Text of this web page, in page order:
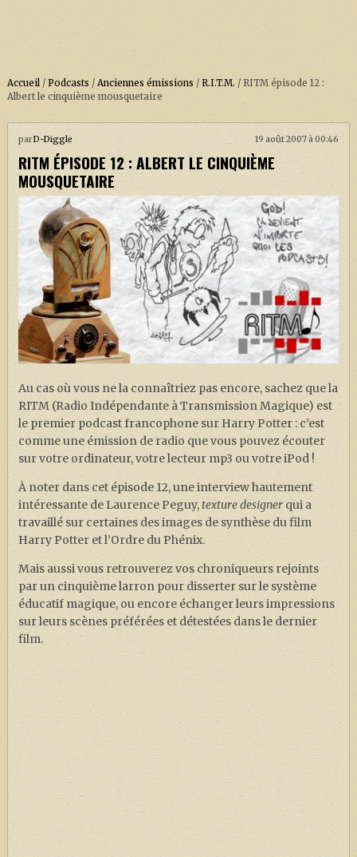
ACCUEIL
À PROPOS
SOUTENEZ-NOUS !
LA SÉRIE HARRY POTTER (REBOOT)
HARRY POTTER : LIVRES
BIOPICS DE HARRY POTTER
LES ANIMAUX FANTASTIQUES
J. K. ROWLING
ARTISANAT MOLDU
FANDOM
CULTURE
PODCASTS
LES GRANDS ARTICLES DE LA GAZETTE
DOSSIERS
JEUX
Accueil/ Podcasts / Anciennes émissions / R.I.T.M. / RITM épisode 12 :
Albert le cinquième mousquetaire
parD-Diggle 19 août 2007 à 00:46
RITM ÉPISODE 12 : ALBERT LE CINQUIÈME
MOUSQUETAIRE
Au cas où vous ne la connaîtriez pas encore, sachez que la
RITM (Radio Indépendante à Transmission Magique) est
le premier podcast francophone sur Harry Potter : c’est
comme une émission de radio que vous pouvez écouter
sur votre ordinateur, votre lecteur mp3 ou votre iPod !
À noter dans cet épisode 12, une interview hautement
intéressante de Laurence Peguy,texture designerqui a
travaillé sur certaines des images de synthèse du film
Harry Potter et l’Ordre du Phénix.
Mais aussi vous retrouverez vos chroniqueurs rejoints
par un cinquième larron pour disserter sur le système
éducatif magique, ou encore échanger leurs impressions
sur leurs scènes préférées et détestées dans le dernier
film.